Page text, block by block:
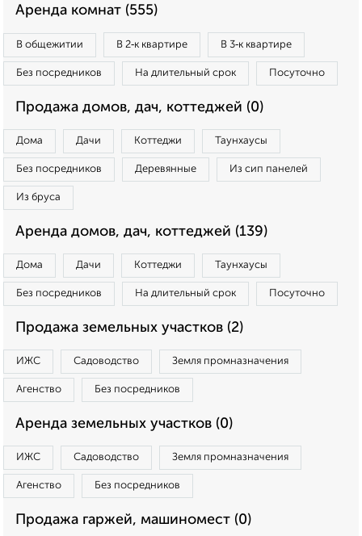
Аренда комнат (555)
В общежитии В 2‑к квартире В 3‑к квартире
Без посредников На длительный срок Посуточно
Продажа домов, дач, коттеджей (0)
Дома Дачи Коттеджи Таунхаусы
Без посредников Деревянные Из сип панелей
Из бруса
Аренда домов, дач, коттеджей (139)
Дома Дачи Коттеджи Таунхаусы
Без посредников На длительный срок Посуточно
Продажа земельных участков (2)
ИЖС Садоводство Земля промназначения
Агенство Без посредников
Аренда земельных участков (0)
ИЖС Садоводство Земля промназначения
Агенство Без посредников
Продажа гаржей, машиномест (0)